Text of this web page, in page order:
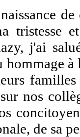
tristesse
j'ai
hommage
nos
de sa